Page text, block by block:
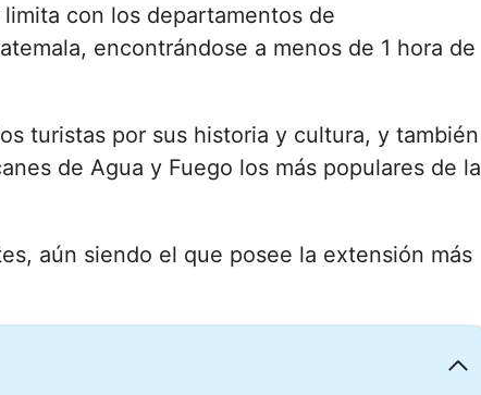
con los departamentos de
encontrándose a menos de 1 hora de
turistas por sus historia y cultura, y también
de Agua y Fuego los más populares de la
aún siendo el que posee la extensión más